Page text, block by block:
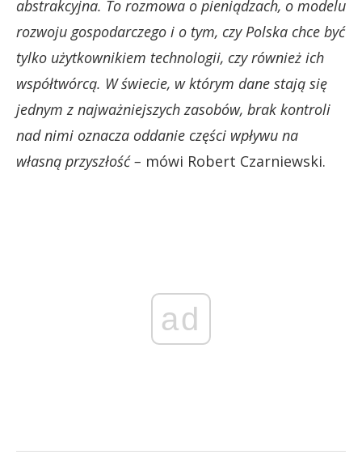
abstrakcyjna. To rozmowa o pieniądzach, o modelu
rozwoju gospodarczego i o tym, czy Polska chce być
tylko użytkownikiem technologii, czy również ich
współtwórcą. W świecie, w którym dane stają się
jednym z najważniejszych zasobów, brak kontroli
nad nimi oznacza oddanie części wpływu na
własną przyszłość – mówi Robert Czarniewski.
ad